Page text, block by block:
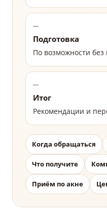
Подготовка
По возможности без
Итог
Рекомендации и
Когда обращаться
Что получите
Приём по акне